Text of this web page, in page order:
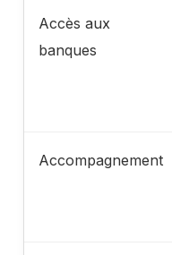
Accès aux
banques
Accompagnement